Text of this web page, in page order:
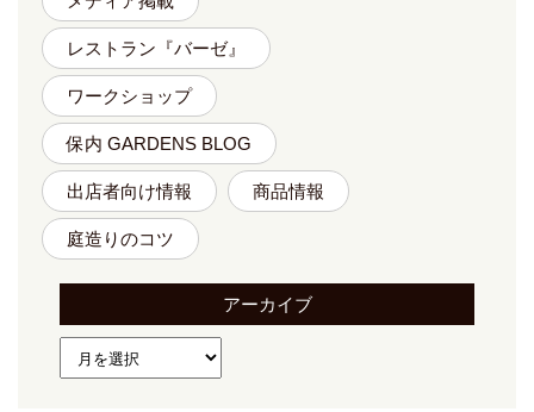
レストラン『バーゼ』
ワークショップ
保内 GARDENS BLOG
出店者向け情報 商品情報
庭造りのコツ
アーカイブ